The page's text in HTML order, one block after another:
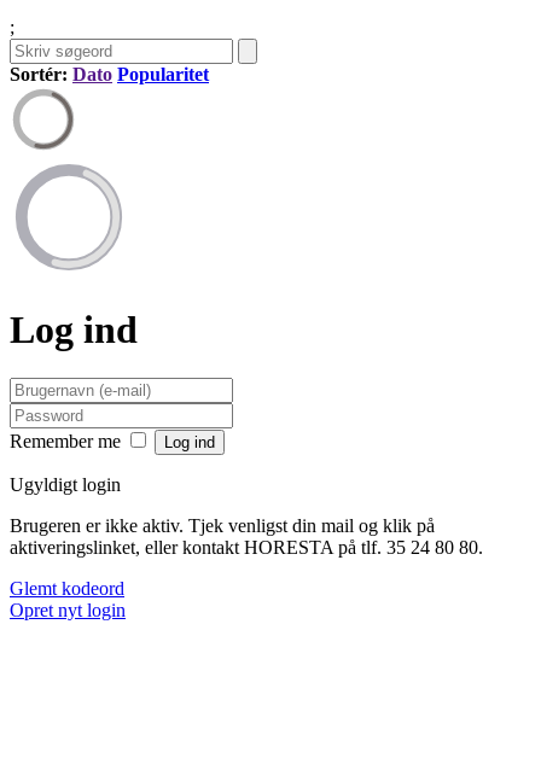
;
Sortér: Dato Popularitet
Log ind
Remember me
Ugyldigt login
Brugeren er ikke aktiv. Tjek venligst din mail og klik på
aktiveringslinket, eller kontakt HORESTA på tlf. 35 24 80 80.
Glemt kodeord
Opret nyt login